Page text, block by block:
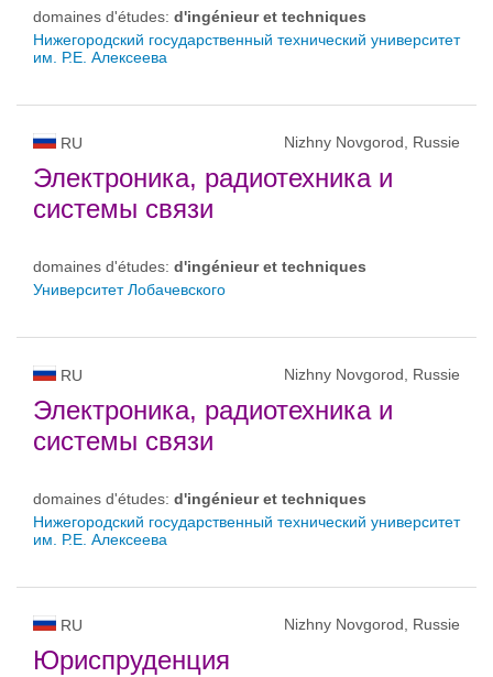
domaines d'études: d'ingénieur et techniques
Нижегородский государственный технический университет
им. Р.Е. Алексеева
RU Nizhny Novgorod, Russie
Электроника, радиотехника и
системы связи
domaines d'études: d'ingénieur et techniques
Университет Лобачевского
RU Nizhny Novgorod, Russie
Электроника, радиотехника и
системы связи
domaines d'études: d'ingénieur et techniques
Нижегородский государственный технический университет
им. Р.Е. Алексеева
RU Nizhny Novgorod, Russie
Юриспруденция